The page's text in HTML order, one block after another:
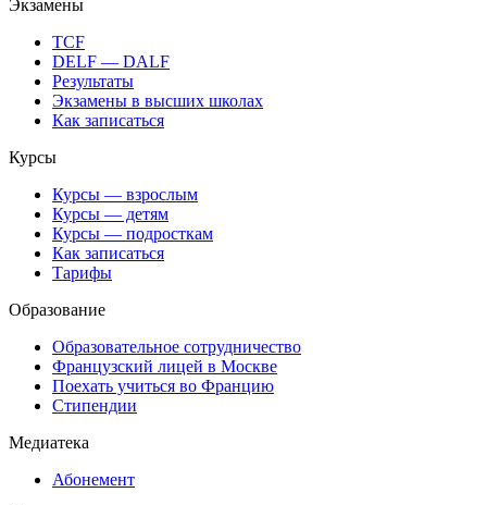
Экзамены
TCF
DELF — DALF
Результаты
Экзамены в высших школах
Как записаться
Курсы
Курсы — взрослым
Курсы — детям
Курсы — подросткам
Как записаться
Тарифы
Образование
Образовательное сотрудничество
Французский лицей в Москве
Поехать учиться во Францию
Стипендии
Медиатека
Абонемент